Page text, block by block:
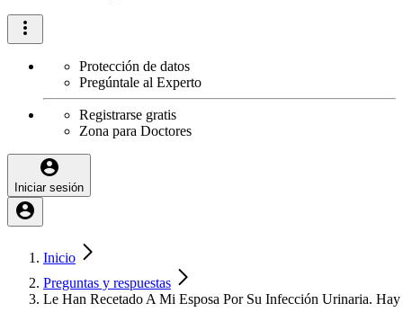
Protección de datos
Pregúntale al Experto
Registrarse gratis
Zona para Doctores
Iniciar sesión
Inicio
Preguntas y respuestas
Le Han Recetado A Mi Esposa Por Su Infección Urinaria.